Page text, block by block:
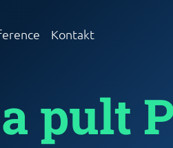
Kontakt
pult